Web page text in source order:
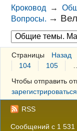
Кроковод →
Вопросы. →
Страницы Назад
104
105
Чтобы отправить
зарегистрироваться
RSS
Сообщений с 1 531